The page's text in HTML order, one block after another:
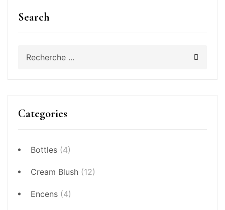
Search
Categories
Bottles (4)
Cream Blush (12)
Encens (4)